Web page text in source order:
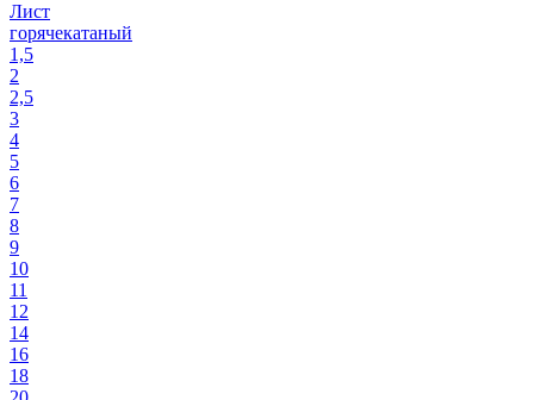
Лист
горячекатаный
1,5
2
2,5
3
4
5
6
7
8
9
10
11
12
14
16
18